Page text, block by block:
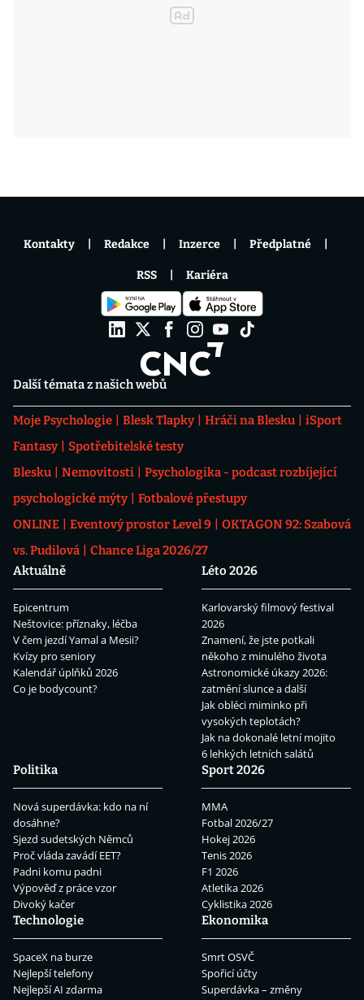
Další témata z našich webů
Moje Psychologie Blesk Tlapky Hráči na Blesku
iSport
Fantasy
Spotřebitelské testy
Blesku
Nemovitosti
Psychologika - podcast rozbíjející
psychologické mýty
Fotbalové přestupy
ONLINE
Eventový prostor Level 9
OKTAGON 92: Szabová
vs. Pudilová
Chance Liga 2026/27
Aktuálně
Epicentrum
Neštovice: příznaky, léčba
V čem jezdí Yamal a Mesii?
Kvízy pro seniory
Kalendář úplňků 2026
Co je bodycount?
Léto 2026
Karlovarský filmový festival
2026
Znamení, že jste potkali
někoho z minulého života
Astronomické úkazy 2026:
zatmění slunce a další
Jak obléci miminko při
vysokých teplotách?
Jak na dokonalé letní mojito
6 lehkých letních salátů
Politika
Nová superdávka: kdo na ní
dosáhne?
Sjezd sudetských Němců
Proč vláda zavádí EET?
Padni komu padni
Výpověď z práce vzor
Divoký kačer
Sport 2026
MMA
Fotbal 2026/27
Hokej 2026
Tenis 2026
F1 2026
Atletika 2026
Cyklistika 2026
Technologie
SpaceX na burze
Nejlepší telefony
Nejlepší AI zdarma
Ekonomika
Smrt OSVČ
Spořicí účty
Superdávka – změny
Kontakty Redakce Inzerce Předplatné
RSS Kariéra